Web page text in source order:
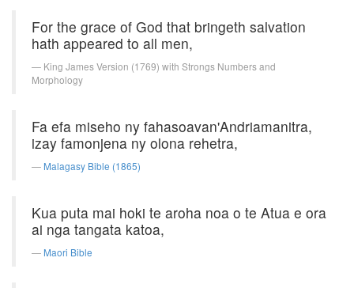
For the grace of God that bringeth salvation
hath appeared to all men,
King James Version (1769) with Strongs Numbers and
Morphology
Fa efa miseho ny fahasoavan'Andriamanitra,
izay famonjena ny olona rehetra,
Malagasy Bible (1865)
Kua puta mai hoki te aroha noa o te Atua e ora
ai nga tangata katoa,
Maori Bible